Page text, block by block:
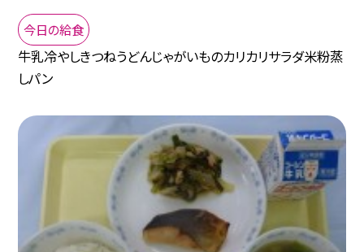
今日の給食
牛乳冷やしきつねうどんじゃがいものカリカリサラダ米粉蒸
しパン